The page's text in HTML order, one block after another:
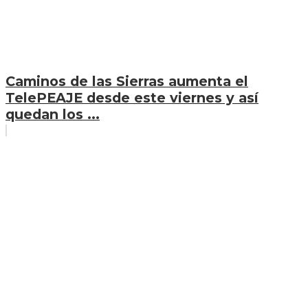
Caminos de las Sierras aumenta el
TelePEAJE desde este viernes y así
quedan los ...